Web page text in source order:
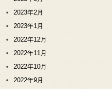
2023年2月
2023年1月
2022年12月
2022年11月
2022年10月
2022年9月